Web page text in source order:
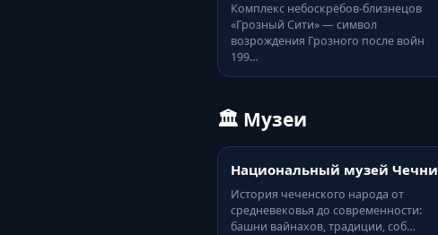
Комплекс небоскрёбов-близнецов
«Грозный Сити» — символ
возрождения Грозного после войн
199…
🏛️ Музеи
Национальный музей Чечни
История чеченского народа от
средневековья до современности:
башни вайнахов, традиции, соб…